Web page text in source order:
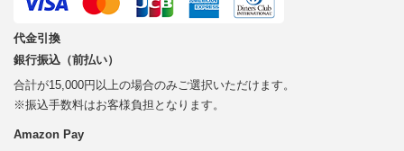
代金引換
銀行振込（前払い）
合計が15,000円以上の場合のみご選択いただけます。
※振込手数料はお客様負担となります。
Amazon Pay